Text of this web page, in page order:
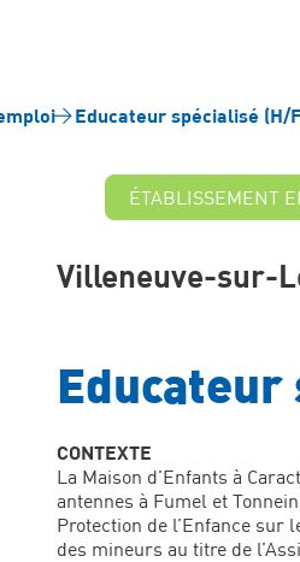
Educateur spécialisé (H/
ÉTABLISSEMENT
Villeneuve-sur-
CONTEXTE
La Maison d’Enfants à
antennes à Fumel et
Protection de l’Enfance
des mineurs au titre de